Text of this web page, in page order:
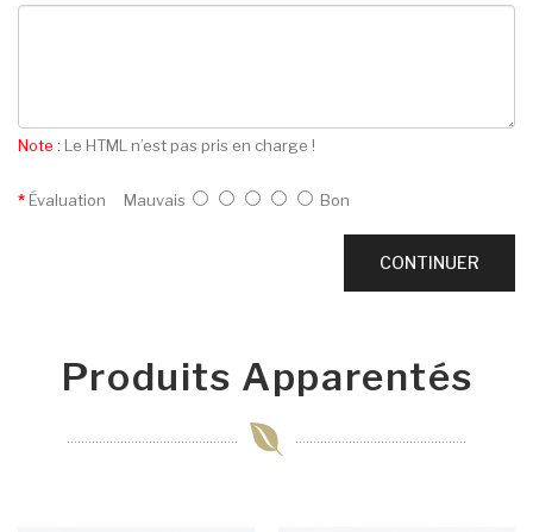
Note : Le HTML n’est pas pris en charge !
Évaluation Mauvais Bon
CONTINUER
Produits Apparentés